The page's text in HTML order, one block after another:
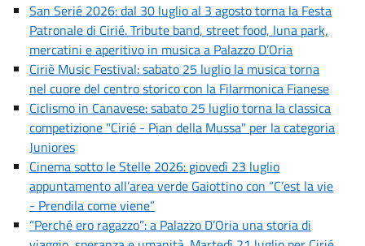
San Serié 2026: dal 30 luglio al 3 agosto torna la Festa
Patronale di Cirié. Tribute band, street food, luna park,
mercatini e aperitivo in musica a Palazzo D’Oria
Ciriè Music Festival: sabato 25 luglio la musica torna
nel cuore del centro storico con la Filarmonica Fianese
Ciclismo in Canavese: sabato 25 luglio torna la classica
competizione "Cirié - Pian della Mussa" per la categoria
Juniores
Cinema sotto le Stelle 2026: giovedì 23 luglio
appuntamento all’area verde Gaiottino con “C’est la vie
- Prendila come viene”
“Perché ero ragazzo”: a Palazzo D’Oria una storia di